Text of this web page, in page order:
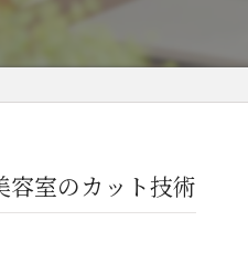
容室のカット技術